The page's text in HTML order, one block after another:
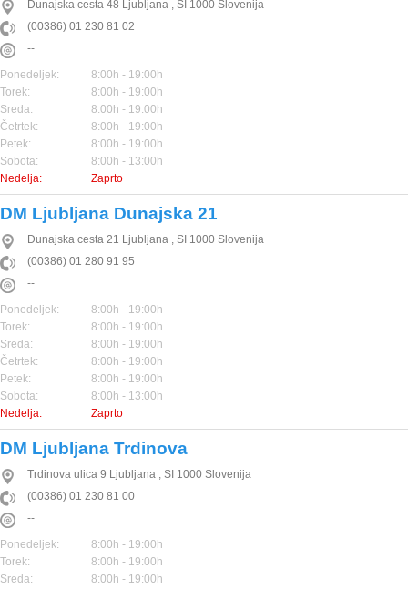
Dunajska cesta 48 Ljubljana , SI 1000 Slovenija
(00386) 01 230 81 02
--
Ponedeljek:
8:00h - 19:00h
Torek:
8:00h - 19:00h
Sreda:
8:00h - 19:00h
Četrtek:
8:00h - 19:00h
Petek:
8:00h - 19:00h
Sobota:
8:00h - 13:00h
Nedelja:
Zaprto
DM Ljubljana Dunajska 21
Dunajska cesta 21 Ljubljana , SI 1000 Slovenija
(00386) 01 280 91 95
--
Ponedeljek:
8:00h - 19:00h
Torek:
8:00h - 19:00h
Sreda:
8:00h - 19:00h
Četrtek:
8:00h - 19:00h
Petek:
8:00h - 19:00h
Sobota:
8:00h - 13:00h
Nedelja:
Zaprto
DM Ljubljana Trdinova
Trdinova ulica 9 Ljubljana , SI 1000 Slovenija
(00386) 01 230 81 00
--
Ponedeljek:
8:00h - 19:00h
Torek:
8:00h - 19:00h
Sreda:
8:00h - 19:00h